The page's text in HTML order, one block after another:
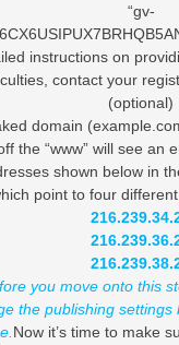
“gv-
instructions on
contact your
(optional)
domain
the “www” will see
shown below in
point to four
you move onto this
the publishing
Now it’s time to make